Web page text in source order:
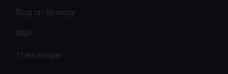
Blog on Strategy
RMP
Themanager